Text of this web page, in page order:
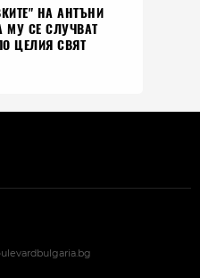
НА АНТЪНИ
МУ СЕ СЛУЧВАТ
ЦЕЛИЯ СВЯТ